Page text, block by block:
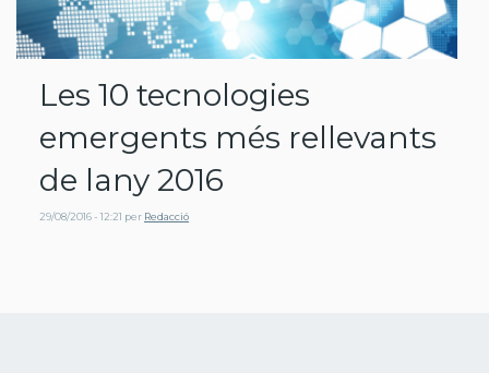
Les 10 tecnologies
emergents més rellevants
de lany 2016
29/08/2016 - 12:21 per Redacció